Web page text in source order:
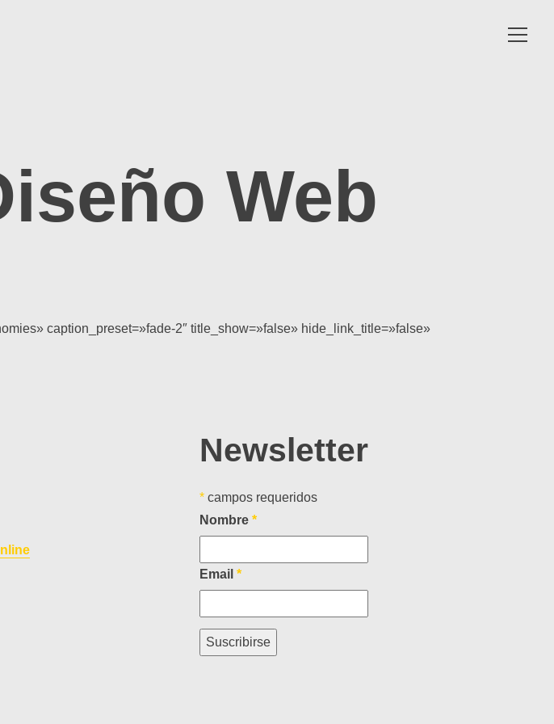
Toggle
Web
caption_preset=»fade-2″ title_show=»false» hide_link_title=»false»
Newsletter
* campos requeridos
Nombre*
Email*